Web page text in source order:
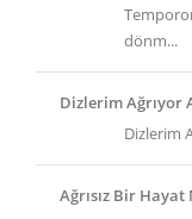
dönm...
Dizlerim Ağrıyor
Dizlerim
Ağrısız Bir